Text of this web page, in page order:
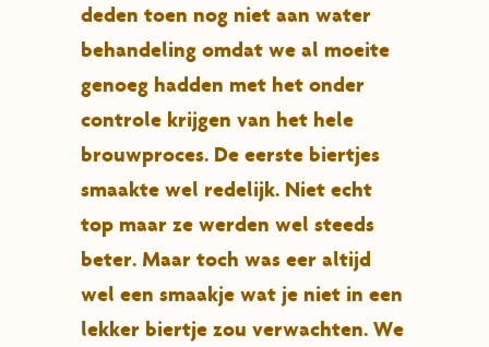
deden toen nog niet aan water
behandeling omdat we al moeite
genoeg hadden met het onder
controle krijgen van het hele
brouwproces. De eerste biertjes
smaakte wel redelijk. Niet echt
top maar ze werden wel steeds
beter. Maar toch was eer altijd
wel een smaakje wat je niet in een
lekker biertje zou verwachten. We